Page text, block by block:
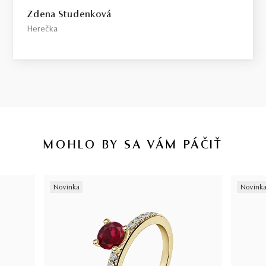
Select / náš tip
tých, ktorí chcú to najlepšie, bez kompromisov.
šperky majú naviac certifikát vystavený jedinou znaleckou
organizáciou na Slovensku, SGI.V prípade kúpy diamantového
šperku radíme spozornieť, ak je certifikát, ktorý je k šperku dodaný,
Zdena Studenková
Herečka
MOHLO BY SA VÁM PÁČIŤ
Novinka Novinka